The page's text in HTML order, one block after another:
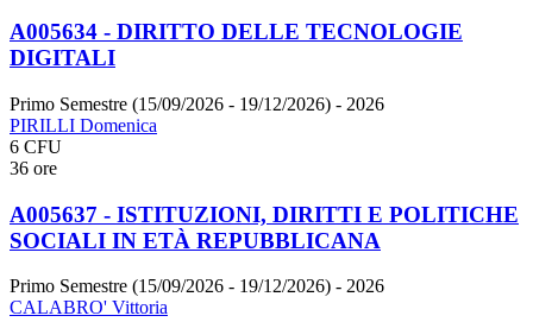
A005634 - DIRITTO DELLE TECNOLOGIE
DIGITALI
Primo Semestre (15/09/2026 - 19/12/2026) - 2026
PIRILLI Domenica
6 CFU
36 ore
A005637 - ISTITUZIONI, DIRITTI E POLITICHE
SOCIALI IN ETÀ REPUBBLICANA
Primo Semestre (15/09/2026 - 19/12/2026) - 2026
CALABRO' Vittoria